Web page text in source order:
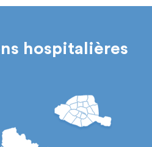
hospitalières